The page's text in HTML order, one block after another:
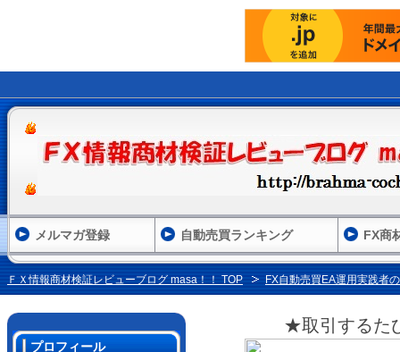
ＦＸ情報商材検証レビューブログ masa！！ TOP FX自動売買EA運用実践者
★取引するた
プロフィール
メルマガ登録 自動売買ランキング FX商